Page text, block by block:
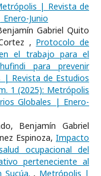
| Revista de
Junio
Gabriel Quito
, Protocolo de
el trabajo para el
para prevenir
| Revista de Estudios
1 (2025): Metrópolis
Globales | Enero-
Benjamín Gabriel
Espinoza, Impacto
ocupacional del
perteneciente al
, Metrópolis |